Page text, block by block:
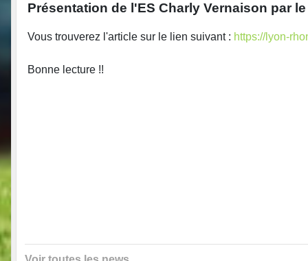
Présentation de l'ES Charly Vernaison par
Vous trouverez l'article sur le lien suivant : https://lyon-
Bonne lecture !!